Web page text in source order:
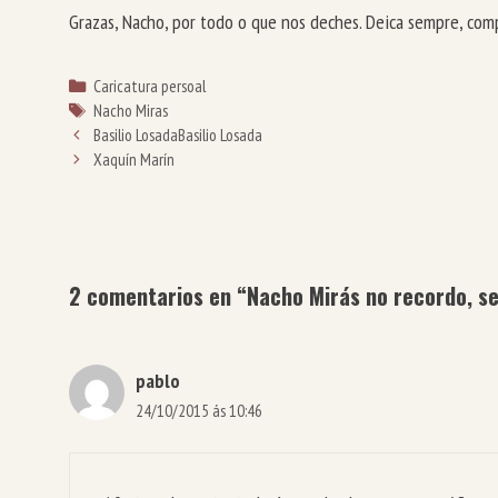
Grazas, Nacho, por todo o que nos deches. Deica sempre,
Categorías
Caricatura persoal
Etiquetas
Nacho Miras
Basilio LosadaBasilio Losada
Xaquín Marín
2 comentarios en “Nacho Mirás no recordo,
pablo
24/10/2015 ás 10:46